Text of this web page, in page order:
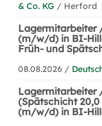
& Co. KG / Herford
Lagermitarbeiter
(m/w/d) in BI-
Früh- und
08.08.2026 /
Lagermitarbeiter
(Spätschicht 20,0
(m/w/d) in BI-